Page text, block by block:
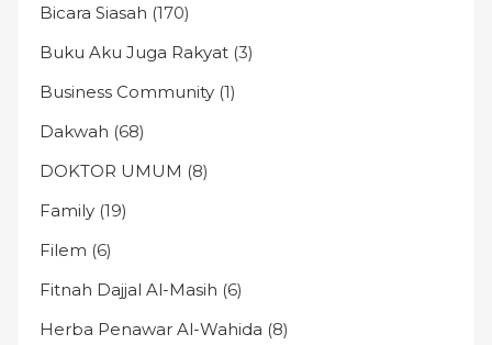
Bicara Siasah (170)
Buku Aku Juga Rakyat (3)
Business Community (1)
Dakwah (68)
DOKTOR UMUM (8)
Family (19)
Filem (6)
Fitnah Dajjal Al-Masih (6)
Herba Penawar Al-Wahida (8)